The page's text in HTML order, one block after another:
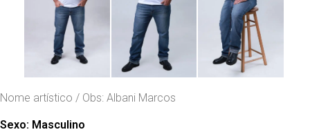
Nome artístico / Obs: Albani Marcos
Sexo: Masculino